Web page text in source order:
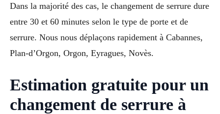
Dans la majorité des cas, le changement de serrure dure
entre 30 et 60 minutes selon le type de porte et de
serrure. Nous nous déplaçons rapidement à Cabannes,
Plan-d’Orgon, Orgon, Eyragues, Novès.
Estimation gratuite pour un
changement de serrure à